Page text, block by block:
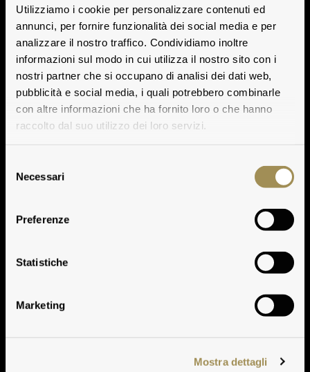
Utilizziamo i cookie per personalizzare contenuti ed
annunci, per fornire funzionalità dei social media e per
analizzare il nostro traffico. Condividiamo inoltre
informazioni sul modo in cui utilizza il nostro sito con i
nostri partner che si occupano di analisi dei dati web,
pubblicità e social media, i quali potrebbero combinarle
con altre informazioni che ha fornito loro o che hanno
raccolto dal suo utilizzo dei loro servizi.
delNecessari
Preferenze
Statistiche
Marketing
Mostra dettagli